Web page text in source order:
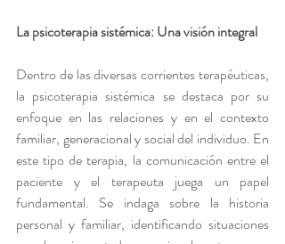
La psicoterapia sistémica: Una visión integral
Dentro de las diversas corrientes terapéuticas,
la psicoterapia sistémica se destaca por su
enfoque en las relaciones y en el contexto
familiar, generacional y social del individuo. En
este tipo de terapia, la comunicación entre el
paciente y el terapeuta juega un papel
fundamental. Se indaga sobre la historia
personal y familiar, identificando situaciones